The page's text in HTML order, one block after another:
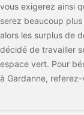
vous exigerez ainsi
serez beaucoup
alors les surplus de
décidé de travailler
espace vert. Pour
à Gardanne,